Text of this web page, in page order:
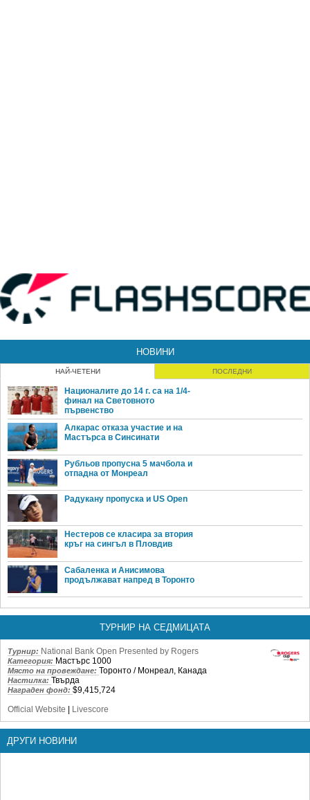
НОВИНИ
НАЙ-ЧЕТЕНИ ПОСЛЕДНИ
Националите до 14 г. са на 1/4-
финал на Световното
първенство
Алкарас отказа участие и на
Мастърса в Синсинати
Рубльов пропусна 5 мачбола и
отпадна от Монреал
Радукану пропуска и US Open
Нестеров се класира за втория
кръг на сингъл в Пловдив
Сабаленка и Анисимова
продължават напред в Торонто
ТУРНИР НА СЕДМИЦАТА
Турнир: National Bank Open Presented by Rogers
Категория: Мастърс 1000
Място на провеждане: Торонто / Монреал, Канада
Настилка: Твърда
Награден фонд: $9,415,724
Official Website
Livescore
ДРУГИ НОВИНИ